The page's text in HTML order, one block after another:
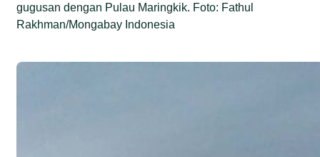
gugusan dengan Pulau Maringkik. Foto: Fathul
Rakhman/Mongabay Indonesia